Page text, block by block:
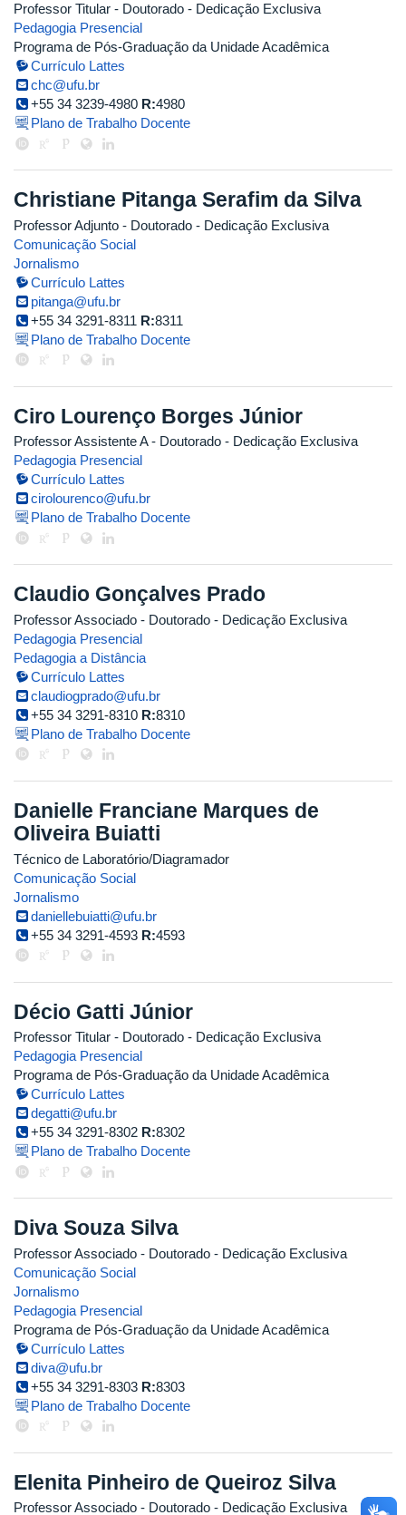
Professor Titular - Doutorado - Dedicação Exclusiva
Pedagogia Presencial
Programa de Pós-Graduação da Unidade Acadêmica
Currículo Lattes
chc@ufu.br
+55 34 3239-4980 R:4980
Plano de Trabalho Docente
Christiane Pitanga Serafim da Silva
Professor Adjunto - Doutorado - Dedicação Exclusiva
Comunicação Social
Jornalismo
Currículo Lattes
pitanga@ufu.br
+55 34 3291-8311 R:8311
Plano de Trabalho Docente
Ciro Lourenço Borges Júnior
Professor Assistente A- Doutorado - Dedicação Exclusiva
Pedagogia Presencial
Currículo Lattes
cirolourenco@ufu.br
Plano de Trabalho Docente
Claudio Gonçalves Prado
Professor Associado - Doutorado - Dedicação Exclusiva
Pedagogia Presencial
Pedagogia a Distância
Currículo Lattes
claudiogprado@ufu.br
+55 34 3291-8310 R:8310
Plano de Trabalho Docente
Danielle Franciane Marques de
Oliveira Buiatti
Técnico de Laboratório/Diagramador
Comunicação Social
Jornalismo
daniellebuiatti@ufu.br
+55 34 3291-4593 R:4593
Décio Gatti Júnior
Professor Titular - Doutorado - Dedicação Exclusiva
Pedagogia Presencial
Programa de Pós-Graduação da Unidade Acadêmica
Currículo Lattes
degatti@ufu.br
+55 34 3291-8302 R:8302
Plano de Trabalho Docente
Diva Souza Silva
Professor Associado - Doutorado - Dedicação Exclusiva
Comunicação Social
Jornalismo
Pedagogia Presencial
Programa de Pós-Graduação da Unidade Acadêmica
Currículo Lattes
diva@ufu.br
+55 34 3291-8303 R:8303
Plano de Trabalho Docente
Elenita Pinheiro de Queiroz Silva
Professor Associado - Doutorado - Dedicação Exclusiva